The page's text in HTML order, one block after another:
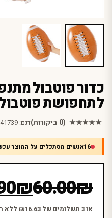
כדור פוטבול
לתחפושת
★★★★★ (0 ביקורות) דגם:
16אנשים מסתכלים על המוצר
₪
60.00המחיר
המקורי
היה:
₪
המחיר
הנוכחי
הוא:
או 3 תשלומים של ₪16.63 ללא ריבית